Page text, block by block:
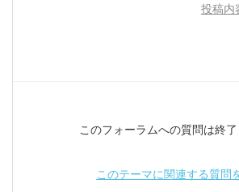
投稿内
このフォーラムへの質問は終
このテーマに関連する質問